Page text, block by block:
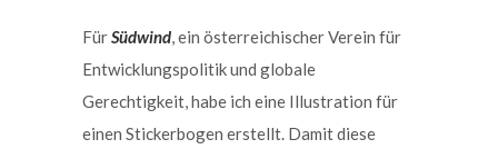
FürSüdwind, ein österreichischer Verein für
Entwicklungspolitik und globale
Gerechtigkeit, habe ich eine Illustration für
einen Stickerbogen erstellt. Damit diese